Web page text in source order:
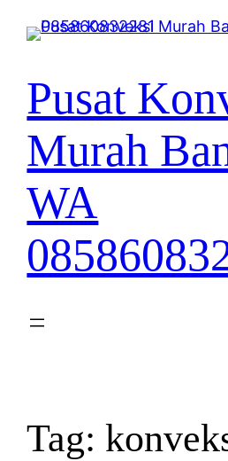
Lewati
Pusat
Murah
WA
Tag: